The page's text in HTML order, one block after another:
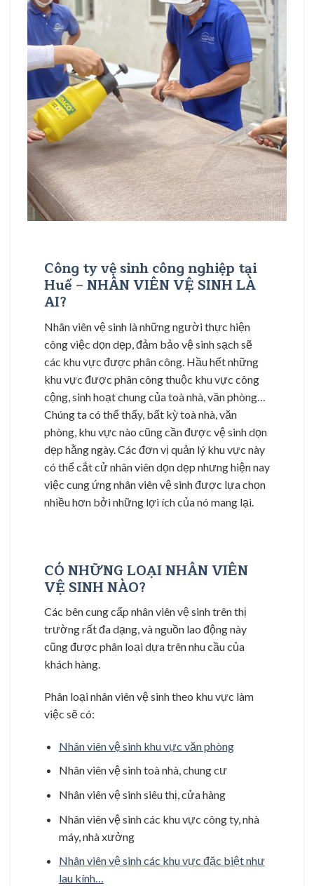
Công ty vệ sinh công nghiệp tại
Huế–NHÂN VIÊN VỆ SINH LÀ
AI?
Nhân viên vệ sinh là những người thực hiện
công việc dọn dẹp, đảm bảo vệ sinh sạch sẽ
các khu vực được phân công. Hầu hết những
khu vực được phân công thuộc khu vực công
cộng, sinh hoạt chung của toà nhà, văn phòng…
Chúng ta có thể thấy, bất kỳ toà nhà, văn
phòng, khu vực nào cũng cần được vệ sinh dọn
dẹp hằng ngày. Các đơn vị quản lý khu vực này
có thể cắt cử nhân viên dọn dẹp nhưng hiện nay
việc cung ứng nhân viên vệ sinh được lựa chọn
nhiều hơn bởi những lợi ích của nó mang lại.
CÓ NHỮNG LOẠI NHÂN VIÊN
VỆ SINH NÀO?
Các bên cung cấp nhân viên vệ sinh trên thị
trường rất đa dạng, và nguồn lao động này
cũng được phân loại dựa trên nhu cầu của
khách hàng.
Phân loại nhân viên vệ sinh theo khu vực làm
việc sẽ có:
Nhân viên vệ sinh khu vực văn phòng
Nhân viên vệ sinh toà nhà, chung cư
Nhân viên vệ sinh siêu thị, cửa hàng
Nhân viên vệ sinh các khu vực công ty, nhà
máy, nhà xưởng
Nhân viên vệ sinh các khu vực đặc biệt như
lau kính…